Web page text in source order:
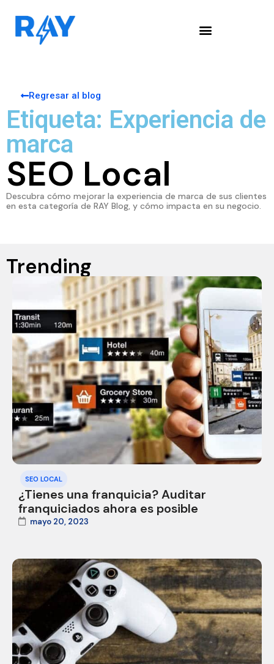
Regresar al blog
Etiqueta: Experiencia de
marca
SEO Local
Descubra cómo mejorar la experiencia de marca de sus clientes
en esta categoría de RAY Blog, y cómo impacta en su negocio.
Trending
SEO LOCAL
¿Tienes una franquicia? Auditar
franquiciados ahora es posible
mayo 20, 2023